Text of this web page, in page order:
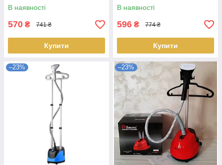
В наявності
570 ₴ 741 ₴
Купити
В наявності
596 ₴ 774 ₴
Купити
–23% –23%